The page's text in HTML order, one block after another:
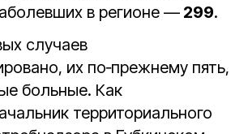
в регионе — 299.
случаев
их по‑прежнему пять,
больные. Как
территориального